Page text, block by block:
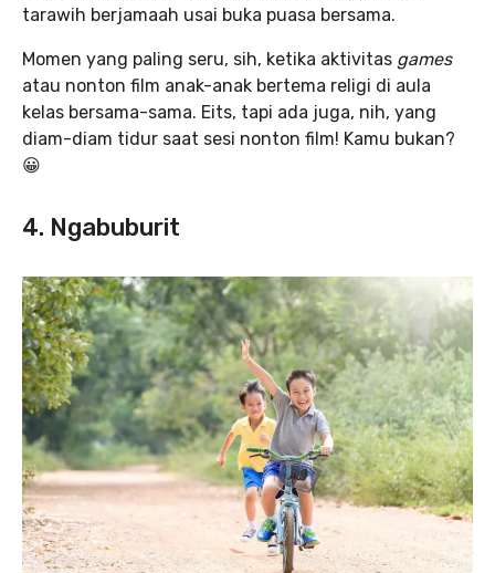
tarawih berjamaah usai buka puasa bersama.
Momen yang paling seru, sih, ketika aktivitas games
atau nonton film anak-anak bertema religi di aula
kelas bersama-sama. Eits, tapi ada juga, nih, yang
diam-diam tidur saat sesi nonton film! Kamu bukan?
😀
4. Ngabuburit